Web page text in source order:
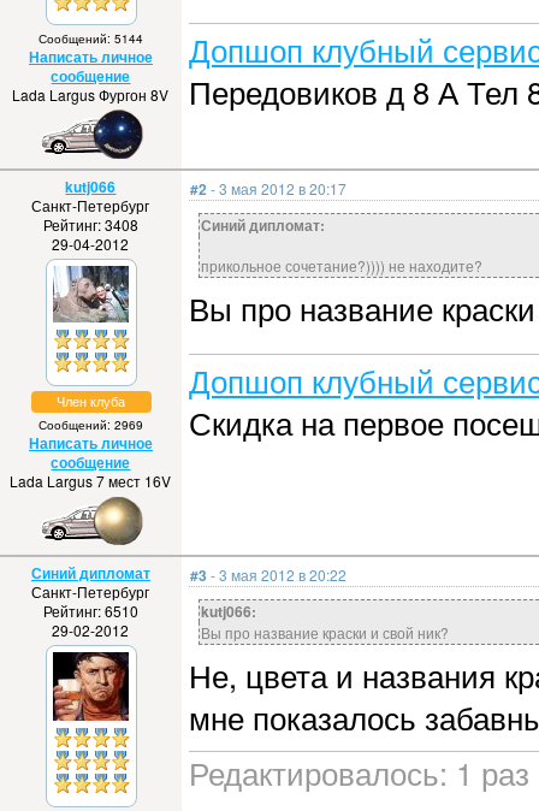
Сообщений: 5144
Написать личное
сообщение
Lada Largus Фургон 8V
Допшоп клубный
Передовиков д 8 А Тел
kutj066
Санкт-Петербург
Рейтинг: 3408
29-04-2012
Член клуба
Сообщений: 2969
Написать личное
сообщение
Lada Largus 7 мест 16V
#2 - 3 мая 2012 в 20:17
Синий дипломат:
прикольное сочетание?)))) не находите?
Вы про название
Допшоп клубный
Скидка на первое
Синий дипломат
Санкт-Петербург
Рейтинг: 6510
29-02-2012
#3 - 3 мая 2012 в 20:22
kutj066:
Вы про название краски и свой ник?
Не, цвета и названия
мне показалось
Редактировалось: 1